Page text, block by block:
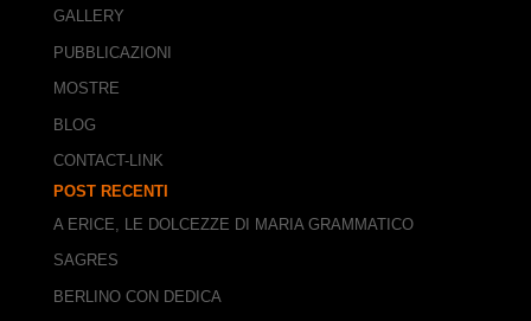
GALLERY
PUBBLICAZIONI
MOSTRE
BLOG
CONTACT-LINK
POST RECENTI
A ERICE, LE DOLCEZZE DI MARIA GRAMMATICO
SAGRES
BERLINO CON DEDICA